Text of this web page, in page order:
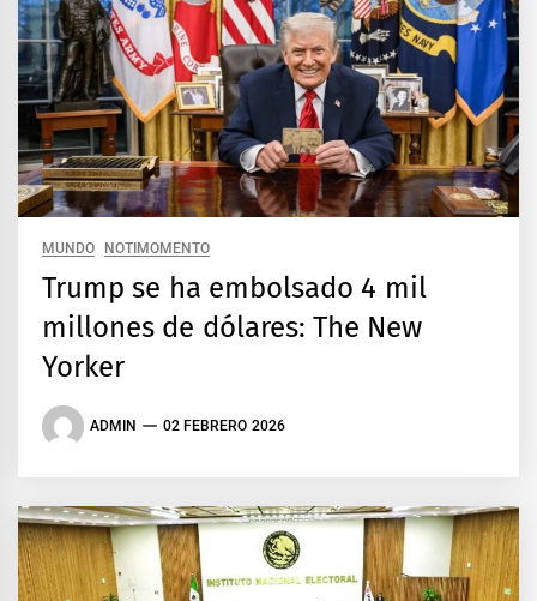
MUNDO NOTIMOMENTO
Trump se ha embolsado 4 mil
millones de dólares: The New
Yorker
ADMIN 02 FEBRERO 2026